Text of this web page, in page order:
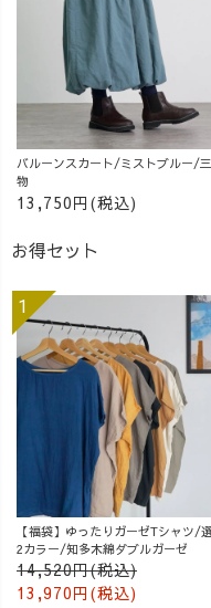
_______________
_______________
UZUiRO ］ 三河
発カジュアルウ
ェアブランド。
『らしく、心地
好きになる』
この地域で、面
を。
_______________
_______________
__ #40代ファ
ッション #40代
コーデ #アラフ
ォーコーデ#大人
カジュアル #大
人女子コーデ #
体型カバーコー
デ #着痩せコー
デ #綺麗めカジ
ュアル #ナチュ
バルーンスカート/ミストブルー/
物
13,750円(税込)
お得セット
【福袋】ゆったりガーゼTシャツ/
2カラー/知多木綿ダブルガーゼ
14,520円(税込)
13,970円(税込)